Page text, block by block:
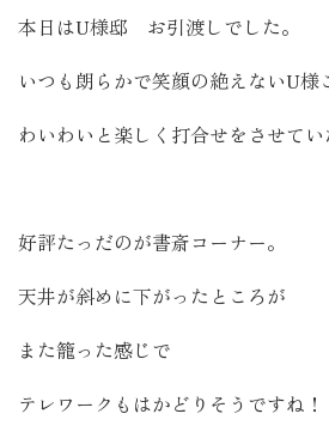
本日はU様邸 お引渡しでした。
いつも朗らかで笑顔の絶えないU様
わいわいと楽しく打合せをさせてい
好評たっだのが書斎コーナー。
天井が斜めに下がったところが
また籠った感じで
テレワークもはかどりそうですね！